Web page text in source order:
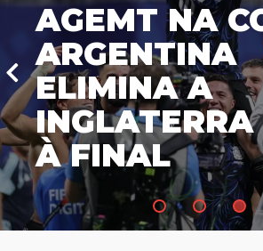
LEBRON
O NOVO
DOS 76ERS
AGEMT NA
ARGENTINA
ELIMINA A
À FINAL